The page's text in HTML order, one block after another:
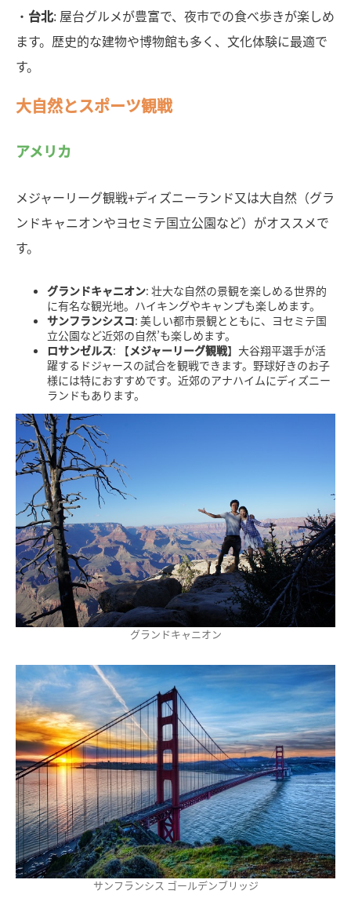
・ 台北: 屋台グルメが豊富で、夜市での食べ歩きが楽しめ
ます。歴史的な建物や博物館も多く、文化体験に最適で
す。
大自然とスポーツ観戦
アメリカ
メジャーリーグ観戦+ディズニーランド又は大自然（グラ
ンドキャニオンやヨセミテ国立公園など）がオススメで
す。
グランドキャニオン: 壮大な自然の景観を楽しめる世界的
に有名な観光地。ハイキングやキャンプも楽しめます。
サンフランシスコ: 美しい都市景観とともに、ヨセミテ国
立公園など近郊の自然’も楽しめます。
ロサンゼルス: 【メジャーリーグ観戦】大谷翔平選手が活
躍するドジャースの試合を観戦できます。野球好きのお子
様には特におすすめです。近郊のアナハイムにディズニー
ランドもあります。
グランドキャニオン
サンフランシス ゴールデンブリッジ